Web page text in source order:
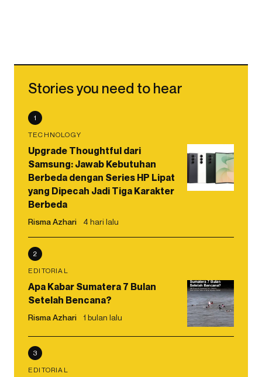
Stories you need to hear
1
TECHNOLOGY
Upgrade Thoughtful dari
Samsung: Jawab Kebutuhan
Berbeda dengan Series HP Lipat
yang Dipecah Jadi Tiga Karakter
Berbeda
Risma Azhari 4 hari lalu
2
EDITORIAL
Apa Kabar Sumatera 7 Bulan
Setelah Bencana?
Risma Azhari 1 bulan lalu
3
EDITORIAL